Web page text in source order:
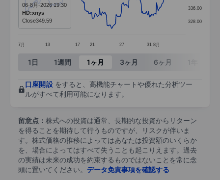
The chart has 1 X axis displaying categories.
The chart has 1 Y axis displaying values. Data
7月 13 17 21 27 31 8月
328.00
336.00
06-8月-2026 19:30
HD:xnys
Close349.59
End of interactive chart.
1日 1週間 1ヶ月 3ヶ月 6ヶ月
口座開設をすると、高機能チャートや優れた分析ツー
ルがすべて利用可能になります。
留意点： 株式への投資は通常、長期的な投資からリターン
を得ることを期待して行うものですが、リスクが伴いま
す。株式価格の推移によってはあなたは投資額のいくらか
を、場合によってはすべて失うことも起こりえます。過去
の実績は未来の成功を約束するものではないことを常に念
頭に置いてください。 データ免責事項を確認する